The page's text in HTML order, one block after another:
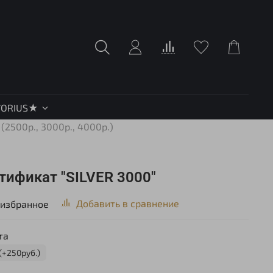
(2500р., 3000р., 4000р.)
"SILVER 3000"
Добавить в сравнение